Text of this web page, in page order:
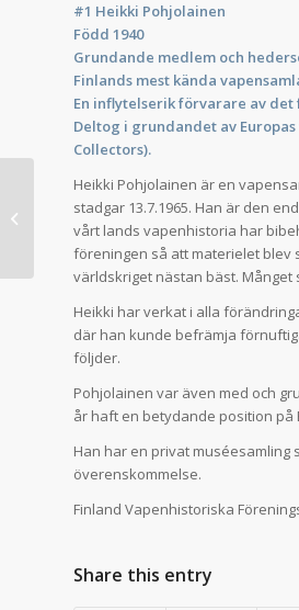
#1 Heikki Pohjolainen
Född 1940
Grundande medlem och
Finlands mest kända
En inflytelserik förvarare av
Deltog i grundandet av
Collectors).
Heikki Pohjolainen är en
stadgar 13.7.1965. Han är den
vårt lands vapenhistoria har
föreningen så att materielet blev
världskriget nästan bäst.
Heikki har verkat i alla
där han kunde befrämja
följder.
Pohjolainen var även med och
år haft en betydande position
Han har en privat
överenskommelse.
Finland Vapenhistoriska
Share this entry
SAHS VÅRAUKTION SÖNDAG
24.5.2020 är flyttad till en senare
meddelad tidp...